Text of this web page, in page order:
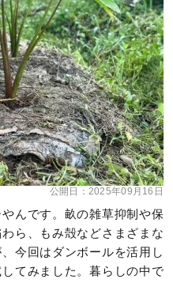
公開日： 2025年09月16日
んです。畝の雑草抑制や保
ら、もみ殻などさまざまな
今回はダンボールを活用し
てみました。暮らしの中で